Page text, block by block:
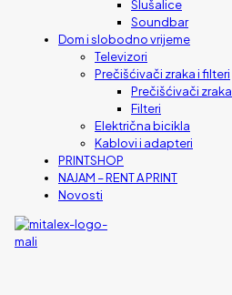
Slušalice
Soundbar
Dom i slobodno vrijeme
Televizori
Prečišćivači zraka i filteri
Prečišćivači zraka
Filteri
Električna bicikla
Kablovi i adapteri
PRINTSHOP
NAJAM – RENT A PRINT
Novosti